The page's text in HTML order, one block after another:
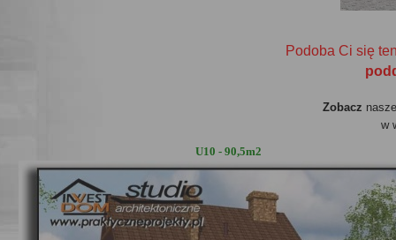
Podoba Ci się
Zobacz
w
U10 - 90,5m2